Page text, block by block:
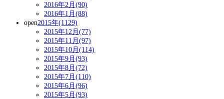
2016年2月(90)
2016年1月(88)
open2015年(1129)
2015年12月(77)
2015年11月(97)
2015年10月(114)
2015年9月(93)
2015年8月(72)
2015年7月(110)
2015年6月(96)
2015年5月(93)